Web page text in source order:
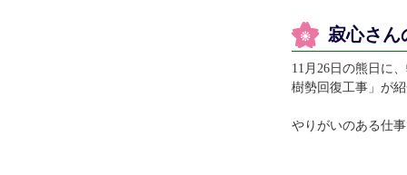
寂心さ
11月26日の熊日に
樹勢回復工事」が
やりがいのある仕